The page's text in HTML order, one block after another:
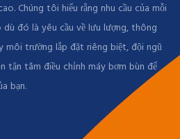
Chúng tôi hiểu rằng nhu cầu của mỗi
dù đó là yêu cầu về lưu lượng, thông
môi trường lắp đặt riêng biệt, đội ngũ
tận tâm điều chỉnh máy bơm bùn để
bạn.